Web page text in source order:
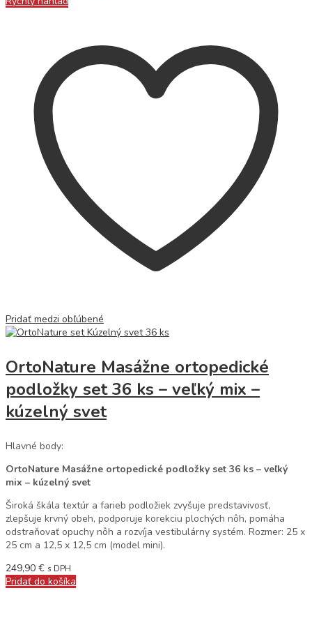
Pridať medzi obľúbené
OrtoNature Masážne ortopedické
podložky set 36 ks – veľký mix –
kúzelný svet
Hlavné body:
OrtoNature Masážne ortopedické podložky set 36 ks – veľký
mix – kúzelný svet
Široká škála textúr a farieb podložiek zvyšuje predstavivosť,
zlepšuje krvný obeh, podporuje korekciu plochých nôh, pomáha
odstraňovať opuchy nôh a rozvíja vestibulárny systém. Rozmer: 25 x
25 cm a 12,5 x 12,5 cm (model mini).
249,90 € s DPH
Pridať do košíka